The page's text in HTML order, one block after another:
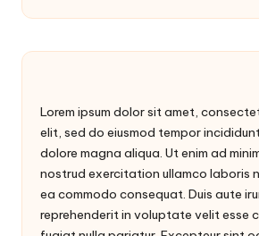
Lorem ipsum dolor sit amet,
elit, sed do eiusmod tempor
dolore magna aliqua. Ut enim ad
nostrud exercitation ullamco laboris
ea commodo consequat. Duis aute
reprehenderit in voluptate velit esse